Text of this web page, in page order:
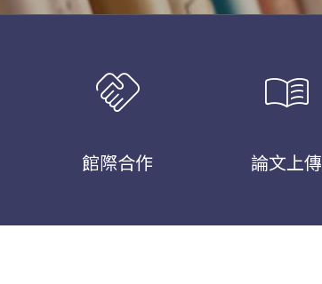
handshake
館際合作
menu_book
論文上傳